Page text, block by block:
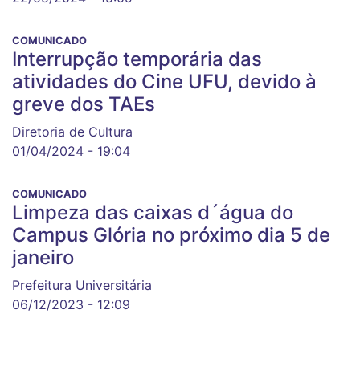
COMUNICADO
Interrupção temporária das
atividades do Cine UFU, devido à
greve dos TAEs
Diretoria de Cultura
01/04/2024 - 19:04
COMUNICADO
Limpeza das caixas d´água do
Campus Glória no próximo dia 5 de
janeiro
Prefeitura Universitária
06/12/2023 - 12:09